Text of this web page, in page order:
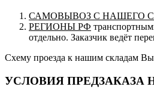
САМОВЫВОЗ С НАШЕГО
РЕГИОНЫ РФ
отдельно. Заказчик ведёт
Схему проезда к нашим складам Вы
УСЛОВИЯ ПРЕДЗАКАЗА